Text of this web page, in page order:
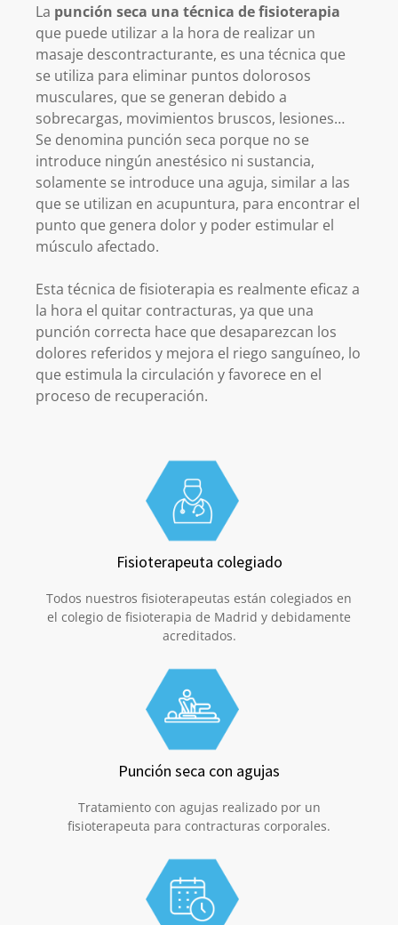
La punción seca una técnica de fisioterapia
que puede utilizar a la hora de realizar un
masaje descontracturante, es una técnica que
se utiliza para eliminar puntos dolorosos
musculares, que se generan debido a
sobrecargas, movimientos bruscos, lesiones…
Se denomina punción seca porque no se
introduce ningún anestésico ni sustancia,
solamente se introduce una aguja, similar a las
que se utilizan en acupuntura, para encontrar el
punto que genera dolor y poder estimular el
músculo afectado.
Esta técnica de fisioterapia es realmente eficaz a
la hora el quitar contracturas, ya que una
punción correcta hace que desaparezcan los
dolores referidos y mejora el riego sanguíneo, lo
que estimula la circulación y favorece en el
proceso de recuperación.
Fisioterapeuta colegiado
Todos nuestros fisioterapeutas están colegiados en
el colegio de fisioterapia de Madrid y debidamente
acreditados.
Punción seca con agujas
Tratamiento con agujas realizado por un
fisioterapeuta para contracturas corporales.